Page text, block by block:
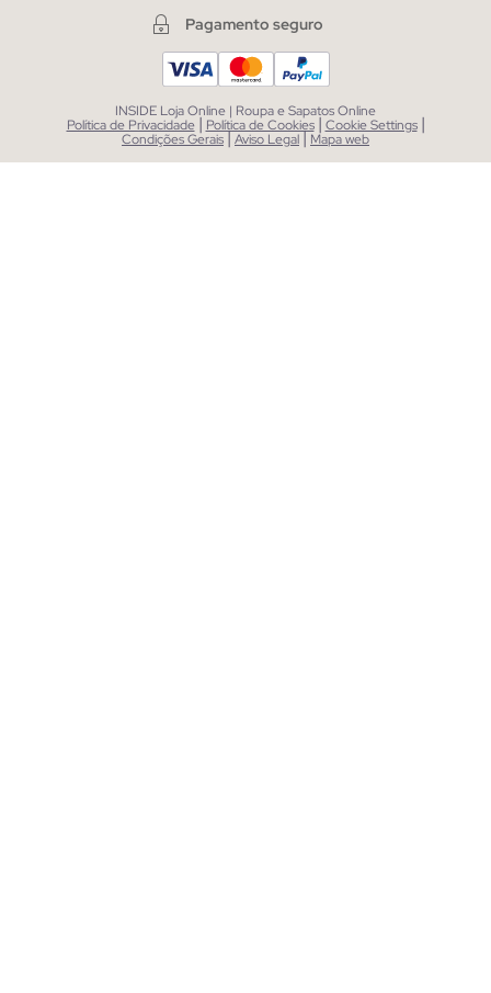
Pagamento seguro
INSIDE Loja Online | Roupa e Sapatos Online
Política de Privacidade | Política de Cookies | Cookie Settings |
Condições Gerais|Aviso Legal| Mapa web